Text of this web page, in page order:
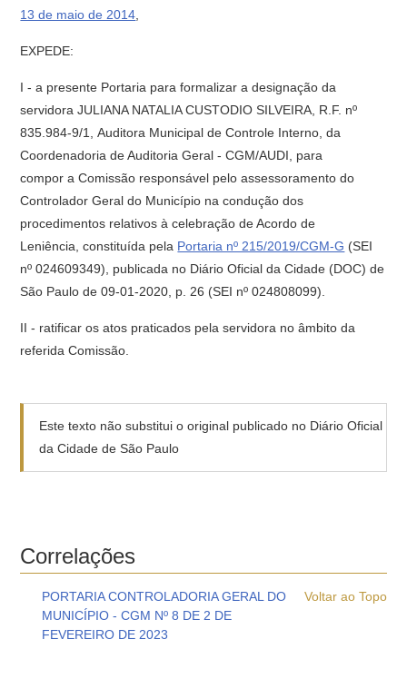
13 de maio de 2014
EXPEDE:
I - a presente Portaria para formalizar a designação da
servidora JULIANA NATALIA CUSTODIO SILVEIRA, R.F. nº
835.984-9/1, Auditora Municipal de Controle Interno, da
Coordenadoria de Auditoria Geral - CGM/AUDI, para
compor a Comissão responsável pelo assessoramento do
Controlador Geral do Município na condução dos
procedimentos relativos à celebração de Acordo de
Leniência, constituída pela Portaria nº 215/2019/CGM-G (SEI
nº 024609349), publicada no Diário Oficial da Cidade (DOC) de
São Paulo de 09-01-2020, p. 26 (SEI nº 024808099).
II - ratificar os atos praticados pela servidora no âmbito da
referida Comissão.
Este texto não substitui o original publicado no Diário Oficial
da Cidade de São Paulo
Correlações
Voltar ao Topo
PORTARIA CONTROLADORIA GERAL DO
MUNICÍPIO - CGM Nº 8 DE 2 DE
FEVEREIRO DE 2023